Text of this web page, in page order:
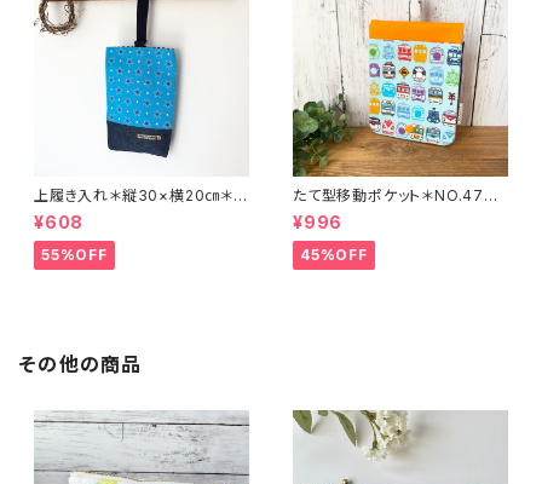
上履き入れ＊縦30×横20㎝＊N
O.3774＊147
¥608
55%OFF
たて型移動ポケット＊NO.4738
＊19
¥996
45%OFF
その他の商品